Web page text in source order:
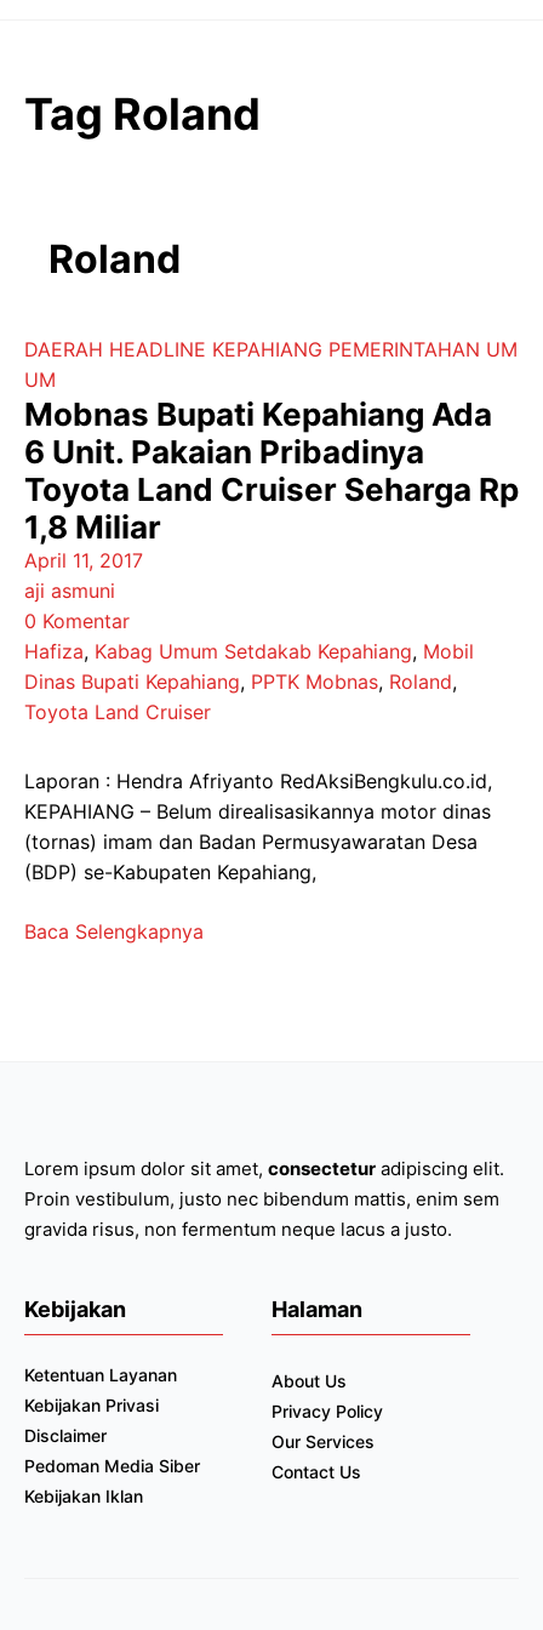
Tag Roland
Roland
DAERAH HEADLINE KEPAHIANG PEMERINTAHAN UM
UM
Mobnas Bupati Kepahiang Ada
6 Unit. Pakaian Pribadinya
Toyota Land Cruiser Seharga Rp
1,8 Miliar
April 11, 2017
aji asmuni
0 Komentar
Hafiza, Kabag Umum Setdakab Kepahiang, Mobil
Dinas Bupati Kepahiang, PPTK Mobnas, Roland,
Toyota Land Cruiser
Laporan : Hendra Afriyanto RedAksiBengkulu.co.id,
KEPAHIANG – Belum direalisasikannya motor dinas
(tornas) imam dan Badan Permusyawaratan Desa
(BDP) se-Kabupaten Kepahiang,
Baca Selengkapnya
Lorem ipsum dolor sit amet, consectetur adipiscing elit.
Proin vestibulum, justo nec bibendum mattis, enim sem
gravida risus, non fermentum neque lacus a justo.
Kebijakan
Ketentuan Layanan
Kebijakan Privasi
Disclaimer
Pedoman Media Siber
Kebijakan Iklan
Halaman
About Us
Privacy Policy
Our Services
Contact Us